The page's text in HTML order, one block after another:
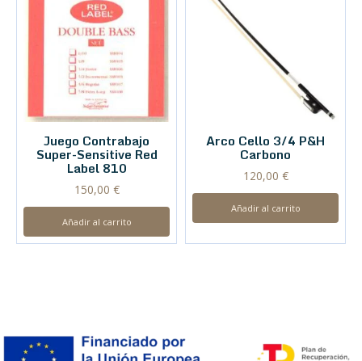
Juego Contrabajo
Super-Sensitive Red
Label 810
150,00 €
Añadir al carrito
Arco Cello 3/4 P&H
Carbono
120,00 €
Añadir al carrito